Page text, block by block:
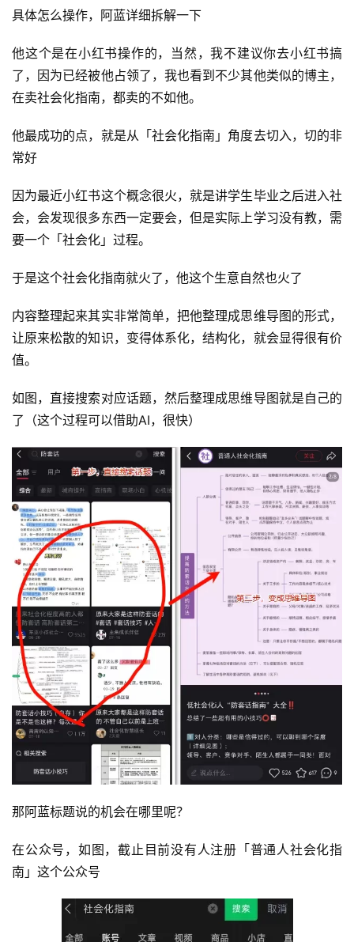
首
页
行
业
快
讯
眼
例
具体怎么操作，阿蓝详细拆解一下
他这个是在小红书操作的，当然，我不建议你去小红书搞
了，因为已经被他占领了，我也看到不少其他类似的博主，
在卖社会化指南，都卖的不如他。
他最成功的点，就是从「社会化指南」角度去切入，切的非
常好
因为最近小红书这个概念很火，就是讲学生毕业之后进入社
会，会发现很多东西一定要会，但是实际上学习没有教，需
要一个「社会化」过程。
于是这个社会化指南就火了，他这个生意自然也火了
内容整理起来其实非常简单，把他整理成思维导图的形式，
让原来松散的知识，变得体系化，结构化，就会显得很有价
值。
如图，直接搜索对应话题，然后整理成思维导图就是自己的
了（这个过程可以借助AI，很快）
那阿蓝标题说的机会在哪里呢？
在公众号，如图，截止目前没有人注册「普通人社会化指
南」这个公众号